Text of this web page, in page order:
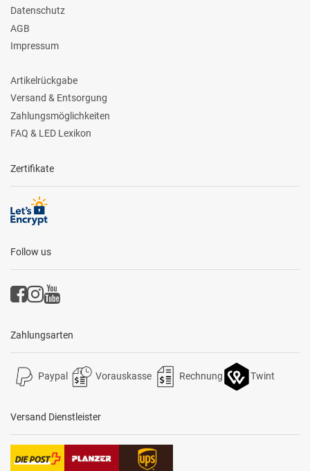
Datenschutz
AGB
Impressum
Artikelrückgabe
Versand & Entsorgung
Zahlungsmöglichkeiten
FAQ & LED Lexikon
Zertifikate
Follow us
Zahlungsarten
Paypal Vorauskasse Rechnung Twint
Versand Dienstleister